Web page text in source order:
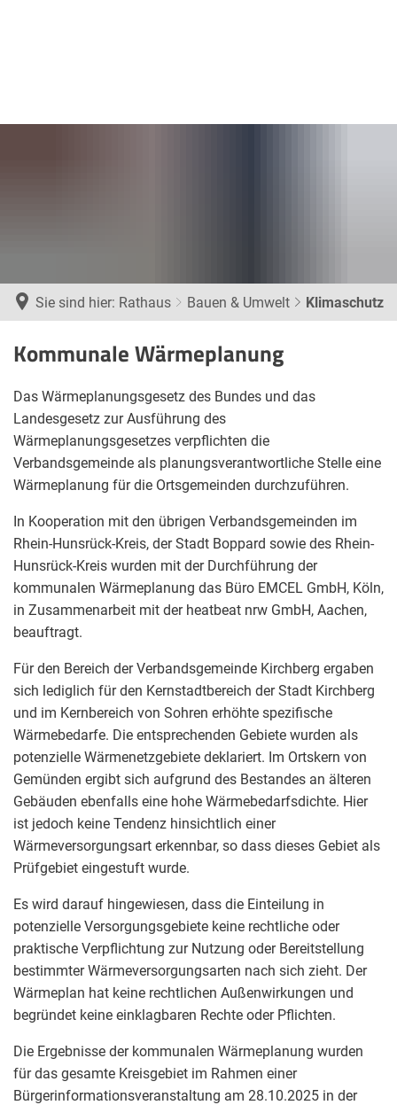
Sie sind hier: Rathaus Bauen & Umwelt Klimaschutz
Klimaschutz
Kommunale Wärmeplanung
Das Wärmeplanungsgesetz des Bundes und das
Landesgesetz zur Ausführung des
Wärmeplanungsgesetzes verpflichten die
Verbandsgemeinde als planungsverantwortliche Stelle eine
Wärmeplanung für die Ortsgemeinden durchzuführen.
In Kooperation mit den übrigen Verbandsgemeinden im
Rhein-Hunsrück-Kreis, der Stadt Boppard sowie des Rhein-
Hunsrück-Kreis wurden mit der Durchführung der
kommunalen Wärmeplanung das Büro EMCEL GmbH, Köln,
in Zusammenarbeit mit der heatbeat nrw GmbH, Aachen,
beauftragt.
Für den Bereich der Verbandsgemeinde Kirchberg ergaben
sich lediglich für den Kernstadtbereich der Stadt Kirchberg
und im Kernbereich von Sohren erhöhte spezifische
Wärmebedarfe. Die entsprechenden Gebiete wurden als
potenzielle Wärmenetzgebiete deklariert. Im Ortskern von
Gemünden ergibt sich aufgrund des Bestandes an älteren
Gebäuden ebenfalls eine hohe Wärmebedarfsdichte. Hier
ist jedoch keine Tendenz hinsichtlich einer
Wärmeversorgungsart erkennbar, so dass dieses Gebiet als
Prüfgebiet eingestuft wurde.
Es wird darauf hingewiesen, dass die Einteilung in
potenzielle Versorgungsgebiete keine rechtliche oder
praktische Verpflichtung zur Nutzung oder Bereitstellung
bestimmter Wärmeversorgungsarten nach sich zieht. Der
Wärmeplan hat keine rechtlichen Außenwirkungen und
begründet keine einklagbaren Rechte oder Pflichten.
Die Ergebnisse der kommunalen Wärmeplanung wurden
für das gesamte Kreisgebiet im Rahmen einer
Bürgerinformationsveranstaltung am 28.10.2025 in der